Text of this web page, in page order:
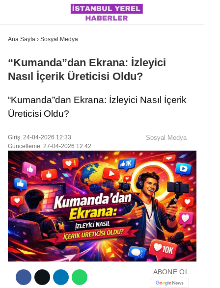
WhatsApp İhbar Hattı
İSTANBUL
ÜLKE GÜNDEMI
POLITIKA
SAĞLIK
SOSYAL MEDYA
SPOR
DÜNYA
Ana Sayfa › Sosyal Medya
“Kumanda”dan Ekrana: İzleyici
Nasıl İçerik Üreticisi Oldu?
“Kumanda”dan Ekrana: İzleyici Nasıl İçerik
Üreticisi Oldu?
Giriş: 24-04-2026 12:33
Güncelleme: 27-04-2026 12:42
Sosyal Medya
ABONE OL